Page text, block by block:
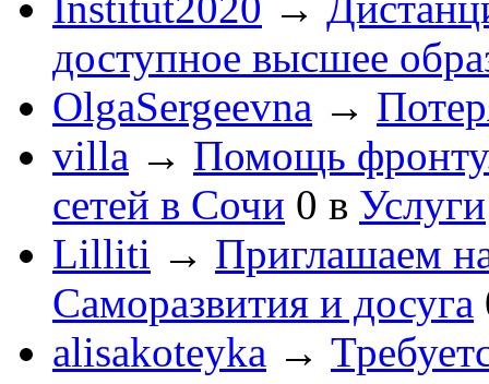
доступное высшее
OlgaSergeevna →
villa → Помощь
сетей в Сочи 0 в Услуги
Lilliti → Приглашаем
Саморазвития и досуга
alisakoteyka →